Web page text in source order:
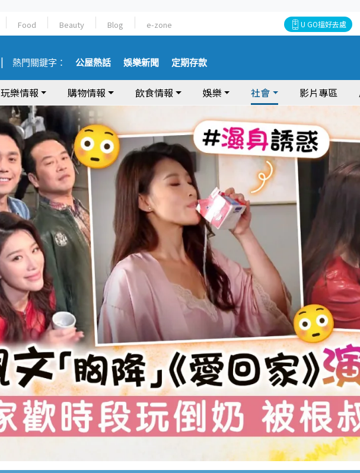
Food Beauty Blog e-zone U GO搵好去處
熱門關鍵字： 公屋熱話 娛樂新聞 定期存款
玩樂情報 購物情報 飲食情報 娛樂 社會 影片專區